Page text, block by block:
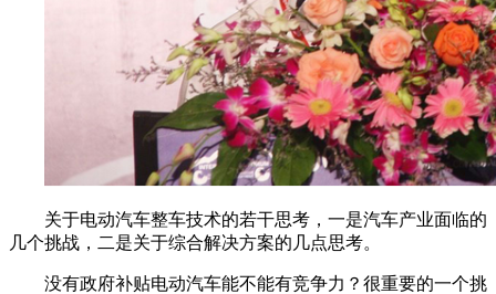
关于电动汽车整车技术的若干思考，一是汽车产业面临的
几个挑战，二是关于综合解决方案的几点思考。
没有政府补贴电动汽车能不能有竞争力？很重要的一个挑